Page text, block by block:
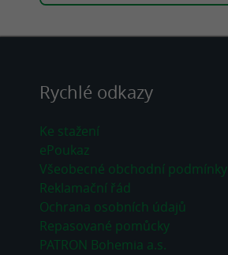
Rychlé odkazy
Ke stažení
ePoukaz
Všeobecné obchodní podmínky
Reklamační řád
Ochrana osobních údajů
Repasované pomůcky
PATRON Bohemia a.s.